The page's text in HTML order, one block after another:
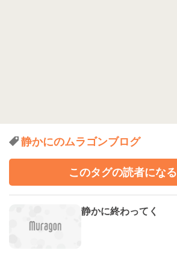
静かにのムラゴンブログ
このタグの読者になる
静かに終わってく